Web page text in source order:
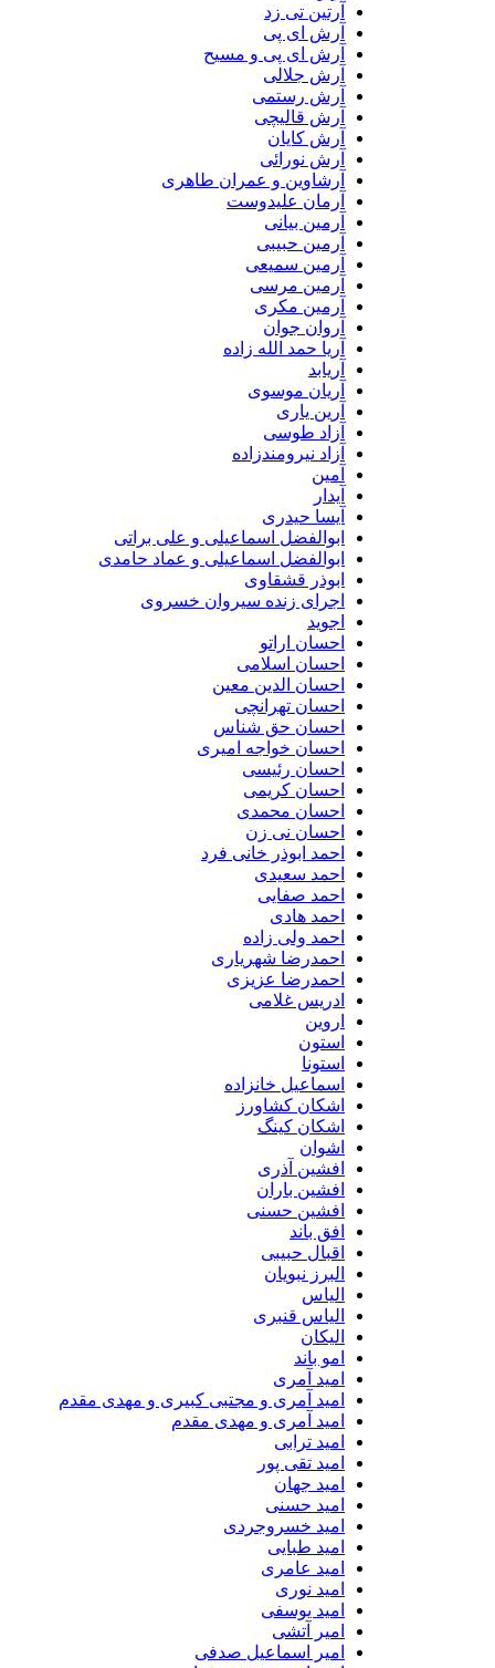
آرتین تی زد
آرش ای پی
آرش ای پی و مسیح
آرش جلالی
آرش رستمی
آرش قالیچی
آرش کایان
آرش نورائی
آرشاوین و عمران طاهری
آرمان علیدوست
آرمین بیانی
آرمین حبیبی
آرمین سمیعی
آرمین مرسی
آرمین مکری
آروان جوان
آریا حمد الله زاده
آریابد
آریان موسوی
آرین یاری
آزاد طوسی
آزاد نیرومندزاده
آمین
آیدار
آیسا حیدری
ابوالفضل اسماعیلی و علی براتی
ابوالفضل اسماعیلی و عماد حامدی
ابوذر قشقاوی
اجرای زنده سیروان خسروی
اجوید
احسان اراتو
احسان اسلامی
احسان الدین معین
احسان تهرانچی
احسان حق شناس
احسان خواجه امیری
احسان رئیسی
احسان کریمی
احسان محمدی
احسان نی زن
احمد ابوذر خانی فرد
احمد سعیدی
احمد صفایی
احمد هادی
احمد ولی زاده
احمدرضا شهریاری
احمدرضا عزیزی
ادریس غلامی
اروین
استون
استونا
اسماعیل خانزاده
اشکان کشاورز
اشکان کینگ
اشوان
افشین آذری
افشین باران
افشین حسنی
افق باند
اقبال حبیبی
البرز نبویان
الیاس
الیاس قنبرى
الیکان
امو باند
امید آمری
امید آمری و مجتبی کبیری و مهدى مقدم
امید آمری و مهدی مقدم
امید ترابی
امید تقی پور
امید جهان
امید حسنی
امید خسروجردی
امید طبایی
امید عامری
امید نوری
امید یوسفی
امیر آتشی
امیر اسماعیل صدفی